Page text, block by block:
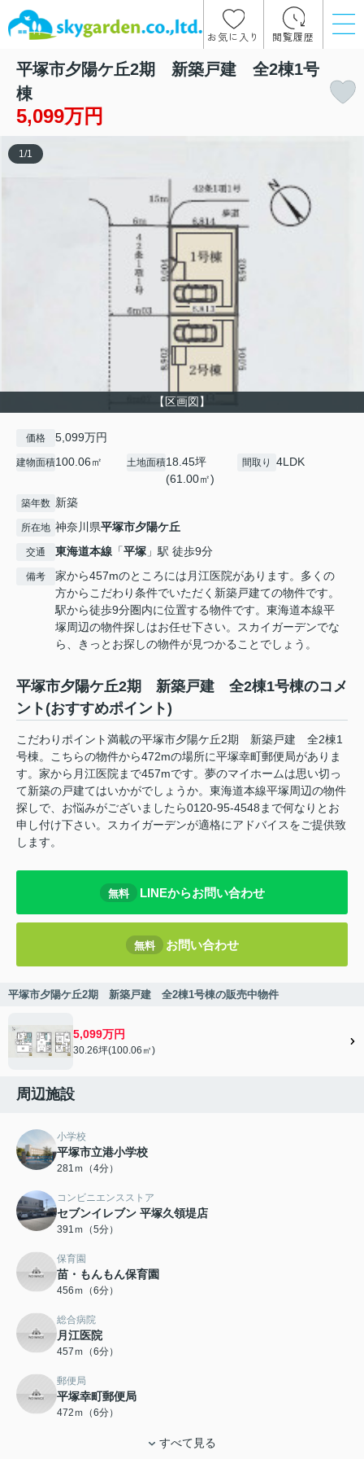
お気に入り 閲覧履歴
平塚市夕陽ケ丘2期 新築戸建 全2棟1号
棟
5,099万円
【区画図】
1 /1
価格 5,099万円
建物面積100.06㎡ 土地面積18.45坪
(61.00㎡)
間取り 4LDK
築年数 新築
所在地 神奈川県平塚市夕陽ケ丘
交通 東海道本線 「平塚 」駅 徒歩9分
備考
家から457mのところには月江医院があります。多くの
方からこだわり条件でいただく新築戸建ての物件です。
駅から徒歩9分圏内に位置する物件です。東海道本線平
塚周辺の物件探しはお任せ下さい。スカイガーデンでな
ら、きっとお探しの物件が見つかることでしょう。
平塚市夕陽ケ丘2期 新築戸建 全2棟1号棟のコメ
ント(おすすめポイント)
こだわりポイント満載の平塚市夕陽ケ丘2期 新築戸建 全2棟1
号棟。こちらの物件から472mの場所に平塚幸町郵便局がありま
す。家から月江医院まで457mです。夢のマイホームは思い切っ
て新築の戸建てはいかがでしょうか。東海道本線平塚周辺の物件
探しで、お悩みがございましたら0120-95-4548まで何なりとお
申し付け下さい。スカイガーデンが適格にアドバイスをご提供致
します。
無料 LINEからお問い合わせ
無料 お問い合わせ
平塚市夕陽ケ丘2期 新築戸建 全2棟1号棟の販売中物件
5,099万円
30.26坪(100.06㎡)
周辺施設
小学校
平塚市立港小学校
281ｍ（4分）
コンビニエンスストア
セブンイレブン 平塚久領堤店
391ｍ（5分）
保育園
苗・もんもん保育園
456ｍ（6分）
総合病院
月江医院
457ｍ（6分）
郵便局
平塚幸町郵便局
472ｍ（6分）
すべて見る